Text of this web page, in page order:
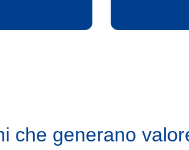
che generano